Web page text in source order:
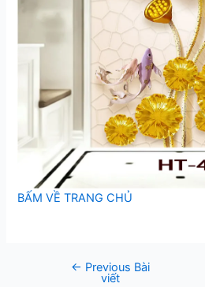
BẤM VỀ TRANG CHỦ
← Previous Bài
viết